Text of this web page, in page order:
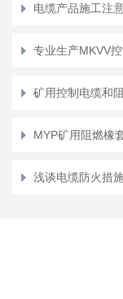
电缆产品施工注
专业生产MKVV
矿用控制电缆和
MYP矿用阻燃橡
浅谈电缆防火措